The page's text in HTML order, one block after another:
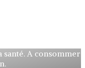
santé. A consommer